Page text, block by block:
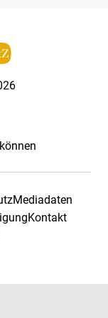
Mediadaten
Kontakt